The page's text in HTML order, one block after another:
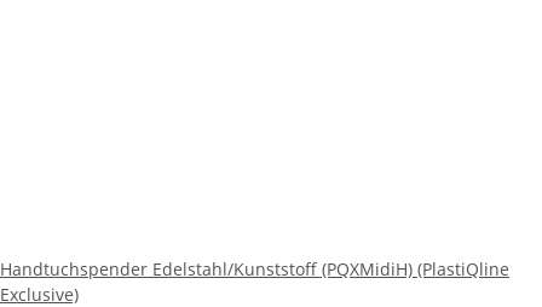
Handtuchspender Edelstahl/Kunststoff (PQXMidiH) (PlastiQline
Exclusive)